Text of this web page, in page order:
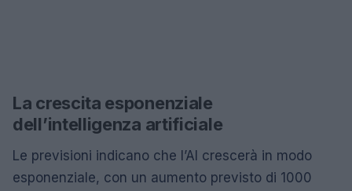
La crescita esponenziale
dell’intelligenza artificiale
Le previsioni indicano che l’AI crescerà in modo
esponenziale, con un aumento previsto di 1000